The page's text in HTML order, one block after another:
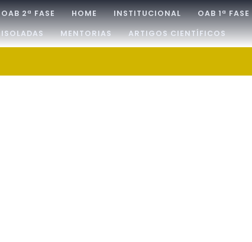
OAB 2ª FASE HOME INSTITUCIONAL OAB 1ª FASE
ISOLADAS
MENTORIAS ARTIGOS CIENTÍFICOS